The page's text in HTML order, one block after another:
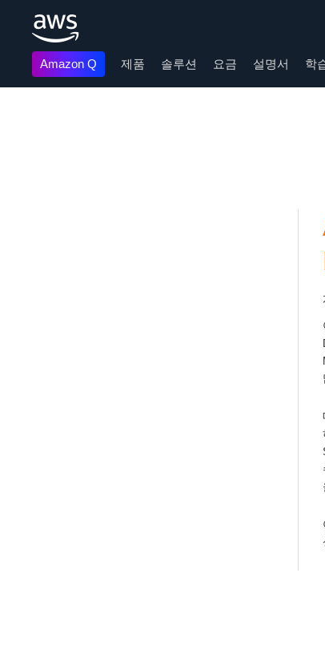
Amazon Q 제품 솔루션 요금 설명서 학